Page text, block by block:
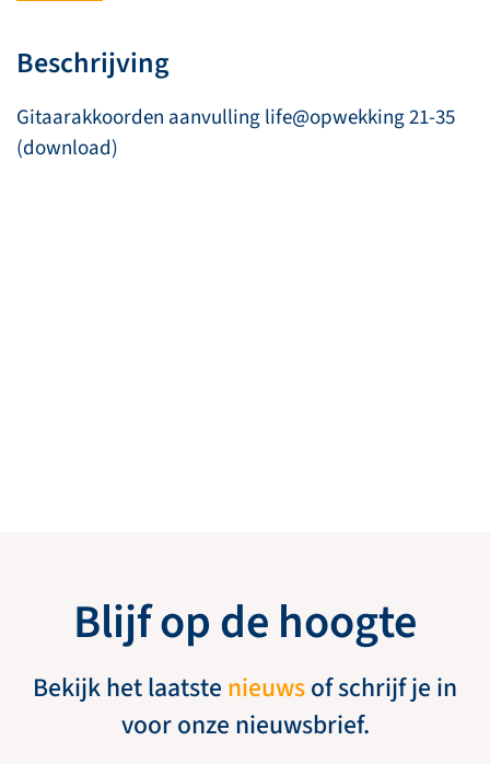
Beschrijving
Gitaarakkoorden aanvulling life@opwekking 21-35
(download)
Blijf op de hoogte
Bekijk het laatste nieuwsof schrijf je in
voor onze nieuwsbrief.